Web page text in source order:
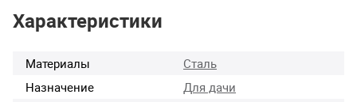
Характеристики
Материалы
Сталь
Назначение
Для дачи